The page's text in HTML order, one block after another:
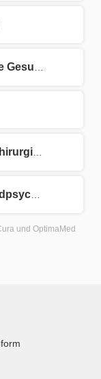
und OptimaMed